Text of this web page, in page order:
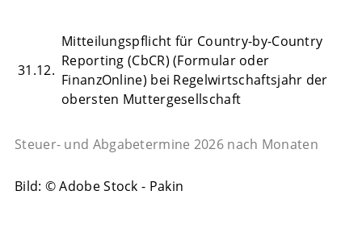
Steuer- und Abgabetermine 2026 nach Monaten
31.12.
Mitteilungspflicht für Country-by-Country
Reporting (CbCR) (Formular oder
FinanzOnline) bei Regelwirtschaftsjahr der
obersten Muttergesellschaft
Bild: © Adobe Stock - Pakin